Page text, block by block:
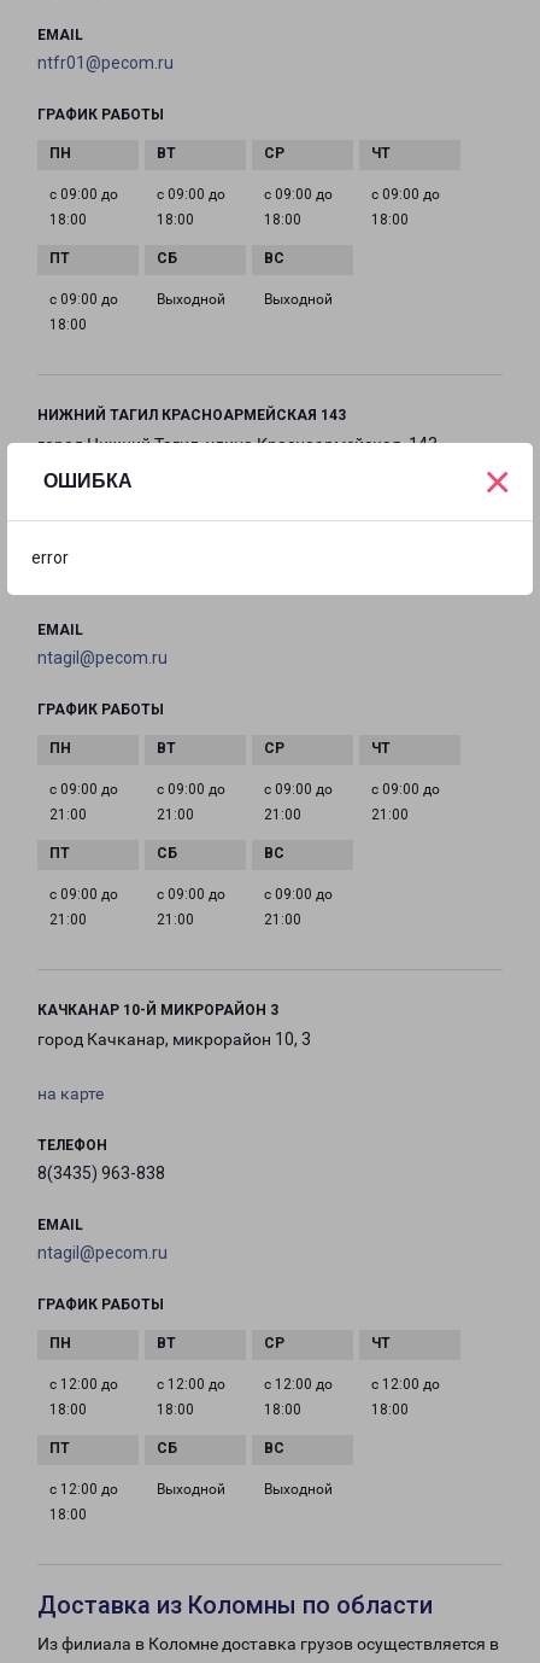
ОШИБКА
error
×
EMAIL
ntfr01@pecom.ru
ГРАФИК РАБОТЫ
с 09:00 до
18:00
с 09:00 до
18:00
с 09:00 до
18:00
с 09:00 до
18:00
с 09:00 до
18:00
Выходной Выходной
НИЖНИЙ ТАГИЛ КРАСНОАРМЕЙСКАЯ 143
город Нижний Тагил, улица Красноармейская, 143
ТЕЛЕФОН
EMAIL
ntagil@pecom.ru
ГРАФИК РАБОТЫ
с 09:00 до
21:00
с 09:00 до
21:00
с 09:00 до
21:00
с 09:00 до
21:00
с 09:00 до
21:00
с 09:00 до
21:00
с 09:00 до
21:00
КАЧКАНАР 10-Й МИКРОРАЙОН 3
город Качканар, микрорайон 10, 3
на карте
ТЕЛЕФОН
8(3435) 963-838
EMAIL
ntagil@pecom.ru
ГРАФИК РАБОТЫ
с 12:00 до
18:00
с 12:00 до
18:00
с 12:00 до
18:00
с 12:00 до
18:00
с 12:00 до
18:00
Выходной Выходной
Доставка из Коломны по области
Из филиала в Коломне доставка грузов осуществляется в